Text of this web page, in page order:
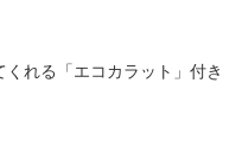
れる「エコカラット」付き